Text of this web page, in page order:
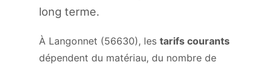
long terme.
À Langonnet (56630), les tarifs courants
dépendent du matériau, du nombre de